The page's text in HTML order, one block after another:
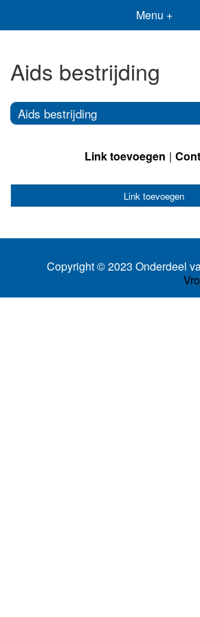
Menu +
Aids bestrijding
Aids bestrijding
Link toevoegen
Link toevoegen
Copyright © 2023 Onderdeel